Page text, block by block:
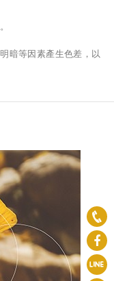
暗等因素產生色差，以